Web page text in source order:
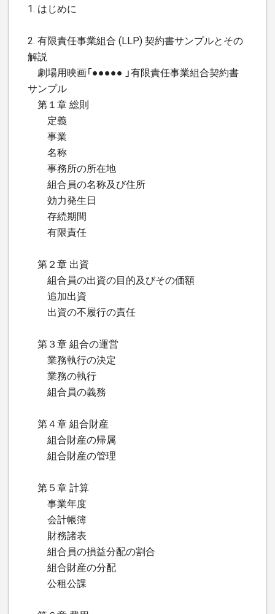
1. はじめに
2. 有限責任事業組合 (LLP) 契約書サンプルとその
解説
劇場用映画「●●●●● 」有限責任事業組合契約書
サンプル
第１章 総則
定義
事業
名称
事務所の所在地
組合員の名称及び住所
効力発生日
存続期間
有限責任
第２章 出資
組合員の出資の目的及びその価額
追加出資
出資の不履行の責任
第３章 組合の運営
業務執行の決定
業務の執行
組合員の義務
第４章 組合財産
組合財産の帰属
組合財産の管理
第５章 計算
事業年度
会計帳簿
財務諸表
組合員の損益分配の割合
組合財産の分配
公租公課